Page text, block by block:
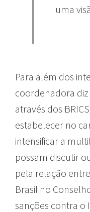
uma
Para além dos
coordenadora
através dos
estabelecer no
intensificar a
possam discutir
pela relação
Brasil no
sanções contra o